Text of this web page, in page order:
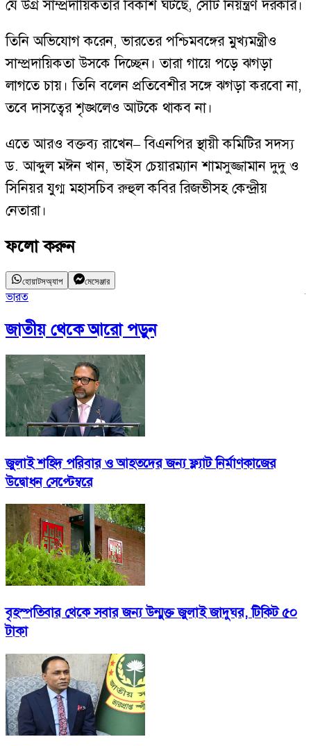
যে উগ্র সাম্প্রদায়িকতার বিকাশ ঘটছে, সেটি নিয়ন্ত্রণ দরকার।
তিনি অভিযোগ করেন, ভারতের পশ্চিমবঙ্গের মুখ্যমন্ত্রীও
সাম্প্রদায়িকতা উসকে দিচ্ছেন। তারা গায়ে পড়ে ঝগড়া
লাগতে চায়। তিনি বলেন প্রতিবেশীর সঙ্গে ঝগড়া করবো না,
তবে দাসত্বের শৃঙ্খলেও আটকে থাকব না।
এতে আরও বক্তব্য রাখেন– বিএনপির স্থায়ী কমিটির সদস্য
ড. আব্দুল মঈন খান, ভাইস চেয়ারম্যান শামসুজ্জামান দুদু ও
সিনিয়র যুগ্ম মহাসচিব রুহুল কবির রিজভীসহ কেন্দ্রীয়
নেতারা।
ফলো করুন
হোয়াটসঅ্যাপ মেসেঞ্জার
ভারত
জাতীয়থেকে আরো পড়ুন
জুলাই শহিদ পরিবার ও আহতদের জন্য ফ্ল্যাট নির্মাণকাজের
উদ্বোধন সেপ্টেম্বরে
বৃহস্পতিবার থেকে সবার জন্য উন্মুক্ত জুলাই জাদুঘর, টিকিট ৫০
টাকা